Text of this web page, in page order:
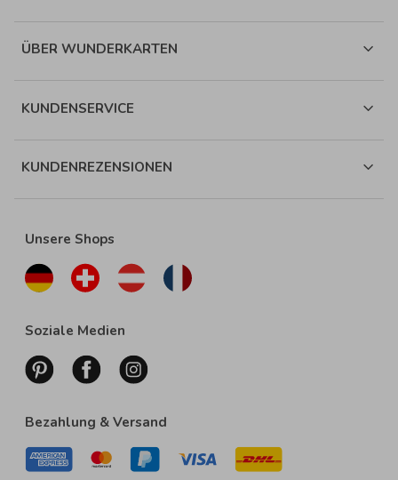
ÜBER WUNDERKARTEN
KUNDENSERVICE
KUNDENREZENSIONEN
Unsere Shops
Soziale Medien
Bezahlung & Versand